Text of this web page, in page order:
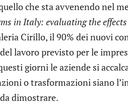
che sta avvenendo nel
in Italy: evaluating the effects
Cirillo, il 90% dei nuovi
lavoro previsto per le
giorni le aziende si
o trasformazioni siano
dimostrare.